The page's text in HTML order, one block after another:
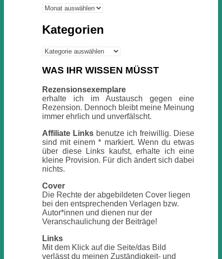
Archiv
Kategorien
Kategorien
WAS IHR WISSEN MÜSST
Rezensionsexemplare
erhalte ich im Austausch gegen eine
Rezension. Dennoch bleibt meine Meinung
immer ehrlich und unverfälscht.
Affiliate Links benutze ich freiwillig. Diese
sind mit einem * markiert. Wenn du etwas
über diese Links kaufst, erhalte ich eine
kleine Provision. Für dich ändert sich dabei
nichts.
Cover
Die Rechte der abgebildeten Cover liegen
bei den entsprechenden Verlagen bzw.
Autor*innen und dienen nur der
Veranschaulichung der Beiträge!
Links
Mit dem Klick auf die Seite/das Bild
verlässt du meinen Zuständigkeit- und